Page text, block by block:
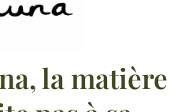
la matière